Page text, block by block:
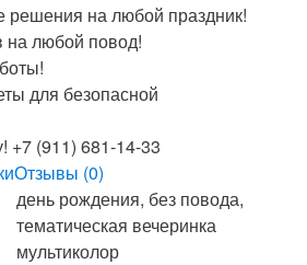
решения на любой праздник!
любой повод!
для безопасной
+7 (911) 681-14-33
Отзывы (0)
день рождения, без повода,
тематическая вечеринка
мультиколор